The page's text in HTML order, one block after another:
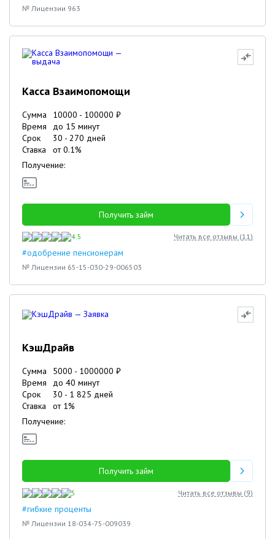
№ Лицензии 963
Касса Взаимопомощи
Сумма 10000 - 100000 ₽
Время
до 15 минут
Срок
30 - 270 дней
Ставка
от0.1%
Получение:
Получить займ
4.5 Читать все отзывы (11)
#одобрение пенсионерам
№ Лицензии 65-15-030-29-006503
КэшДрайв
Сумма 5000 - 1000000 ₽
Время
до 40 минут
Срок
30 - 1 825 дней
Ставка
от 1%
Получение:
Получить займ
5 Читать все отзывы (9)
#гибкие проценты
№ Лицензии 18-034-75-009039